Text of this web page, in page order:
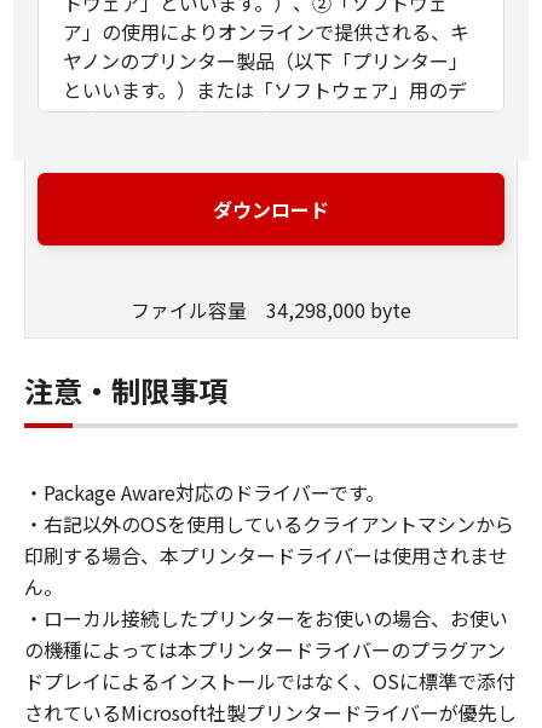
ア」の使用によりオンラインで提供される、キ
ヤノンのプリンター製品（以下「プリンター」
といいます。）または「ソフトウェア」用のデ
ータ、または「プリンター」用のファームウェ
います。）、および／または③お客様による印
刷利用のために本契約とともに提供され、また
覚表現物およびそれらのアップデート版（以
す。）に関し締結される法的な契約です。「ソ
フトウェア」、「更新データ」および「コンテ
ンツデータ」は、それぞれまたは併せて「許諾
お客様は、本契約とともに提供される同意を示
すボタンをクリックし、もしくは「許諾ソフト
トウェア」を使用することにより、本契約の条
項に同意されたものとします。本契約の条項に
同意されない場合は、「許諾ソフトウェア」を
使用することはできません。
ダウンロード
ファイル容量 34,298,000 byte
注意・制限事項
・Package Aware対応のドライバーです。
・右記以外のOSを使用しているクライアントマシンから
印刷する場合、本プリンタードライバーは使用されませ
ん。
・ローカル接続したプリンターをお使いの場合、お使い
の機種によっては本プリンタードライバーのプラグアン
ドプレイによるインストールではなく、OSに標準で添付
されているMicrosoft社製プリンタードライバーが優先し